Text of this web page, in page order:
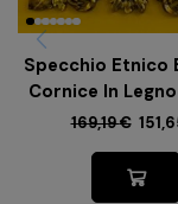
Specchio Etnico
Cornice In
169,19€